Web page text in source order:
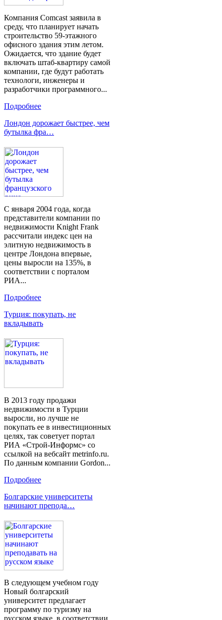
Компания Comcast заявила в
среду, что планирует начать
строительство 59-этажного
офисного здания этим летом.
Ожидается, что здание будет
включать штаб-квартиру самой
компании, где будут работать
технологи, инженеры и
разработчики программного...
Подробнее
Лондон дорожает быстрее, чем
бутылка фра…
С января 2004 года, когда
представители компании по
недвижимости Knight Frank
рассчитали индекс цен на
элитную недвижимость в
центре Лондона впервые,
цены выросли на 135%, в
соответствии с порталом
РИА...
Подробнее
Турция: покупать, не
вкладывать
В 2013 году продажи
недвижимости в Турции
выросли, но лучше не
покупать ее в инвестиционных
целях, так советует портал
РИА «Строй-Информс» со
ссылкой на вебсайт metrinfo.ru.
По данным компании Gordon...
Подробнее
Болгарские университеты
начинают препода…
В следующем учебном году
Новый болгарский
университет предлагает
программу по туризму на